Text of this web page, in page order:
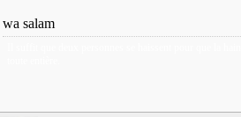
wa salam